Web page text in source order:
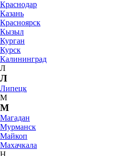
Краснодар
Казань
Красноярск
Кызыл
Курган
Курск
Калининград
Л
Л
Липецк
М
М
Магадан
Мурманск
Майкоп
Махачкала
Н